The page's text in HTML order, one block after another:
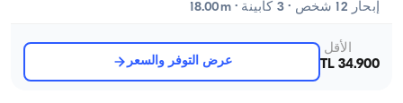
إبحار 12 شخص · 3 كابينة · 18.00m
الأقل
34.900 TL
عرض التوفر والسعر